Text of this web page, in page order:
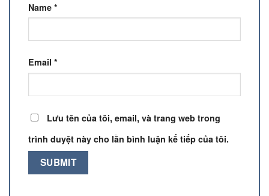
Name *
Email *
Lưu tên của tôi, email, và trang web trong
trình duyệt này cho lần bình luận kế tiếp của tôi.